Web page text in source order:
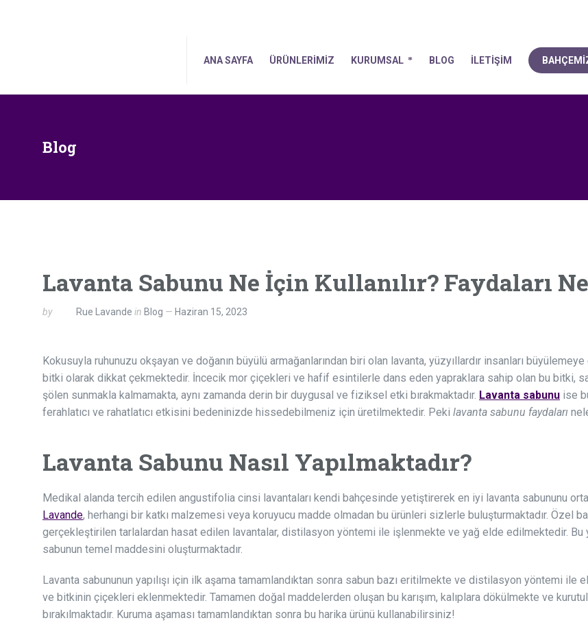
ANA SAYFA ÜRÜNLERİMİZ KURUMSAL BLOG İLETİŞİM
Blog
Lavanta Sabunu Ne İçin Kullanılır? Faydaları
by Rue Lavande in Blog Haziran 15, 2023
Kokusuyla ruhunuzu okşayan ve doğanın büyülü armağanlarından biri olan lavanta, yüzyıllardır insanları
bitki olarak dikkat çekmektedir. İncecik mor çiçekleri ve hafif esintilerle dans eden yapraklara sahip olan bu bitki,
şölen sunmakla kalmamakta, aynı zamanda derin bir duygusal ve fiziksel etki bırakmaktadır. Lavanta sabunu ise
ferahlatıcı ve rahatlatıcı etkisini bedeninizde hissedebilmeniz için üretilmektedir. Peki lavanta sabunu faydaları
Lavanta Sabunu Nasıl Yapılmaktadır?
Medikal alanda tercih edilen angustifolia cinsi lavantaları kendi bahçesinde yetiştirerek en iyi lavanta sabununu
Lavande, herhangi bir katkı malzemesi veya koruyucu madde olmadan bu ürünleri sizlerle buluşturmaktadır. Özel
gerçekleştirilen tarlalardan hasat edilen lavantalar, distilasyon yöntemi ile işlenmekte ve yağ elde edilmektedir. Bu
sabunun temel maddesini oluşturmaktadır.
Lavanta sabununun yapılışı için ilk aşama tamamlandıktan sonra sabun bazı eritilmekte ve distilasyon yöntemi ile
ve bitkinin çiçekleri eklenmektedir. Tamamen doğal maddelerden oluşan bu karışım, kalıplara dökülmekte ve
bırakılmaktadır. Kuruma aşaması tamamlandıktan sonra bu harika ürünü kullanabilirsiniz!